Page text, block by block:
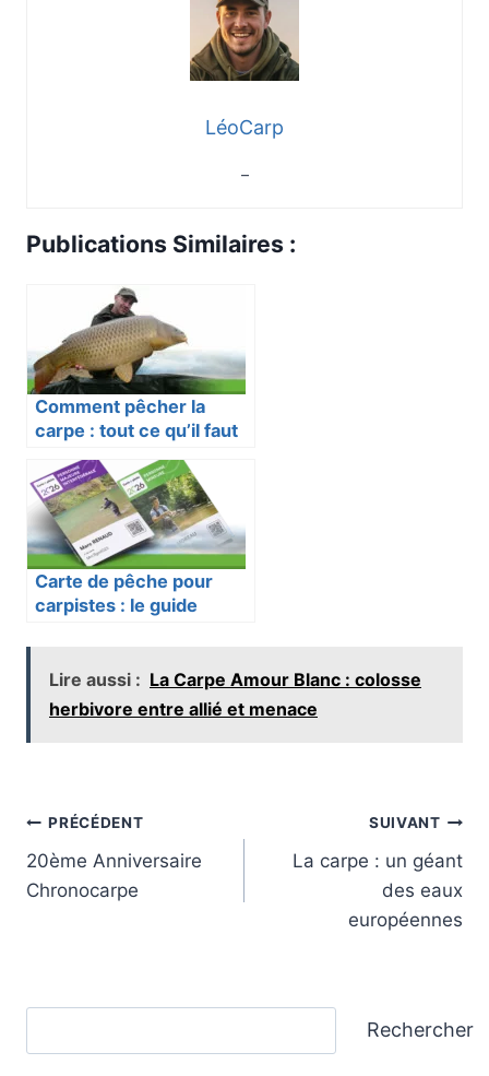
LéoCarp
–
Publications Similaires :
Comment pêcher la
carpe : tout ce qu’il faut
Carte de pêche pour
carpistes : le guide
Lire aussi : La Carpe Amour Blanc : colosse
herbivore entre allié et menace
Navigation
de
PRÉCÉDENT
20ème Anniversaire
Chronocarpe
SUIVANT
La carpe : un géant
des eaux
européennes
Rechercher